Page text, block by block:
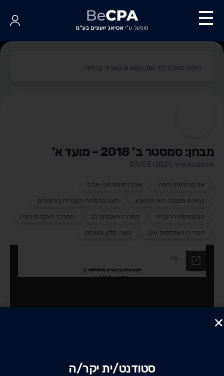
מבחן: סמסטר ב’ 2018 – מועד א’
פורסם בתאריך: 03/03/2021
אוניברסיטת חיפה אוניברסיטת תל-אביב
בחינות מועצת רואי החשבון האוניברסיטה העברית בירושלים
הבינתחומי הרצליה המרכז האקדמי לב המרכז האקדמי רופין
הקרייה האקדמית אונו שערי מדע ומשפט
סטודנט/ית יקר/ה